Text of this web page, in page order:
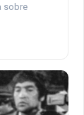
sobre